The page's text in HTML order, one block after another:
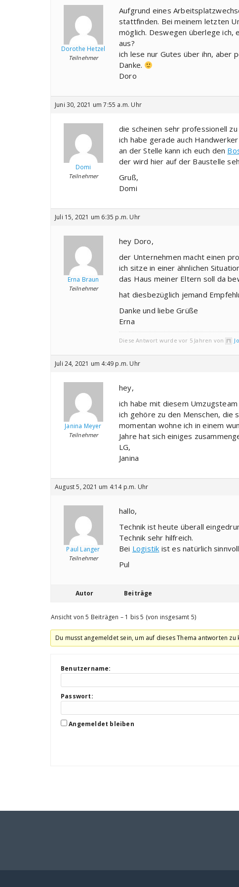
Dorothe Hetzel
Teilnehmer
Aufgrund eines
stattfinden. Bei meinem letzten
möglich. Deswegen überlege ich,
aus?
ich lese nur Gutes über ihn, aber
Danke.
Doro
Juni 30, 2021 um 7:55 a.m. Uhr
Domi
Teilnehmer
die scheinen sehr professionell
ich habe gerade auch
an der Stelle kann ich euch den
der wird hier auf der Baustelle
Gruß,
Domi
Juli 15, 2021 um 6:35 p.m. Uhr
Erna Braun
Teilnehmer
hey Doro,
der Unternehmen macht einen
ich sitze in einer ähnlichen
das Haus meiner Eltern soll da
hat diesbezüglich jemand
Danke und liebe Grüße
Erna
Diese Antwort wurde vor 5 Jahren von
Juli 24, 2021 um 4:49 p.m. Uhr
Janina Meyer
Teilnehmer
hey,
ich habe mit diesem
ich gehöre zu den Menschen, die
momentan wohne ich in einem
Jahre hat sich einiges
LG,
Janina
August 5, 2021 um 4:14 p.m. Uhr
Paul Langer
Teilnehmer
hallo,
Technik ist heute überall
Technik sehr hilfreich.
Bei Logistik ist es natürlich
Pul
Autor Beiträge
Ansicht von 5 Beiträgen – 1 bis 5 (von insgesamt 5)
Du musst angemeldet sein, um auf dieses Thema antworten zu
Benutzername:
Passwort:
Angemeldet bleiben